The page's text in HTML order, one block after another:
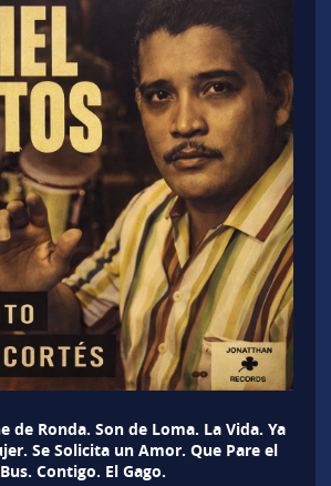
de Ronda. Son de Loma. La Vida. Ya
Se Solicita un Amor. Que Pare el
Bus. Contigo. El Gago.